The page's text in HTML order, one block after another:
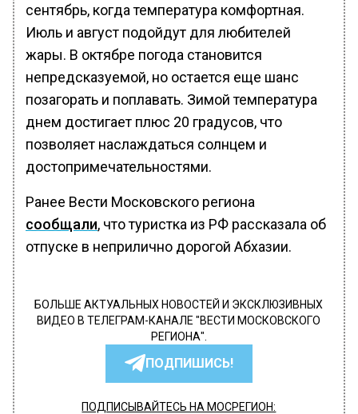
сентябрь, когда температура комфортная.
Июль и август подойдут для любителей
жары. В октябре погода становится
непредсказуемой, но остается еще шанс
позагорать и поплавать. Зимой температура
днем достигает плюс 20 градусов, что
позволяет наслаждаться солнцем и
достопримечательностями.
Ранее Вести Московского региона
сообщали, что туристка из РФ рассказала об
отпуске в неприлично дорогой Абхазии.
БОЛЬШЕ АКТУАЛЬНЫХ НОВОСТЕЙ И ЭКСКЛЮЗИВНЫХ
ВИДЕО В ТЕЛЕГРАМ-КАНАЛЕ "ВЕСТИ МОСКОВСКОГО
РЕГИОНА".
ПОДПИШИСЬ!
ПОДПИСЫВАЙТЕСЬ НА МОСРЕГИОН: